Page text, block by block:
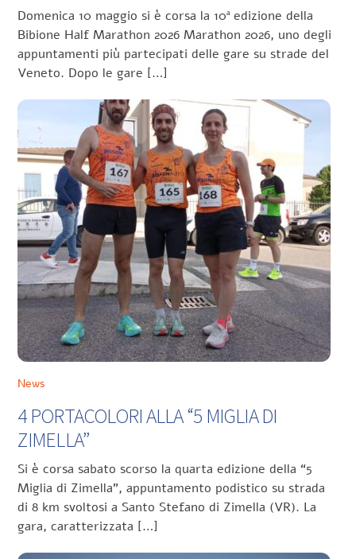
Domenica 10 maggio si è corsa la 10ª edizione della
Bibione Half Marathon 2026 Marathon 2026, uno degli
appuntamenti più partecipati delle gare su strade del
Veneto. Dopo le gare […]
News
4 PORTACOLORI ALLA “5 MIGLIA DI
ZIMELLA”
Si è corsa sabato scorso la quarta edizione della “5
Miglia di Zimella”, appuntamento podistico su strada
di 8 km svoltosi a Santo Stefano di Zimella (VR). La
gara, caratterizzata […]